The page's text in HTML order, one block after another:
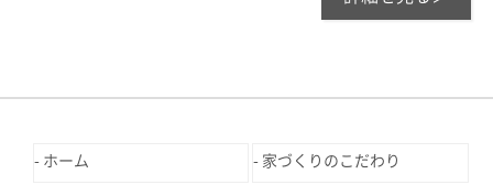
ホーム 家づくりのこだわり